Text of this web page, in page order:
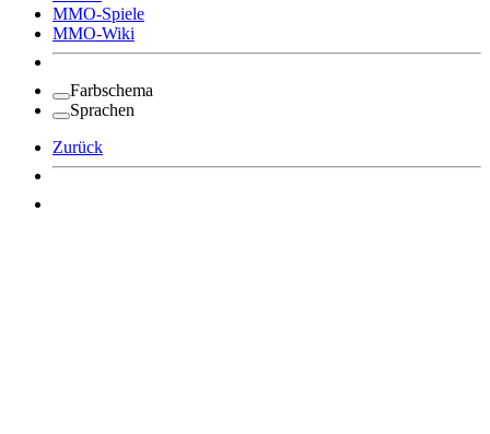
MMO-Spiele
MMO-Wiki
Farbschema
Sprachen
Zurück